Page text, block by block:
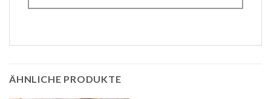
ÄHNLICHE PRODUKTE